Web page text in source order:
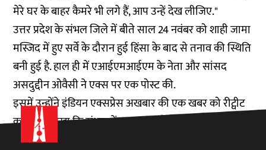
मेरे घर के बाहर कैमरे भी लगे हैं, आप उन्हें देख लीजिए."
उत्तर प्रदेश के संभल जिले में बीते साल 24 नवंबर को शाही जामा
मस्जिद में हुए सर्वे के दौरान हुई हिंसा के बाद से तनाव की स्थिति
बनी हुई है. हाल ही में एआईएमआईएम के नेता और सांसद
असदुद्दीन ओवैसी ने एक्स पर एकपोस्टकी.
इसमें उन्होंने इंडियन एक्सप्रेस अखबार की एक खबर को रीट्वीट
करते हुए लिखा कि संभल में इतना डर और जुल्म का माहौल बना
दिया गया है कि लोग अपना घर छोड़ने पर मजबूर हो रहे हैं.